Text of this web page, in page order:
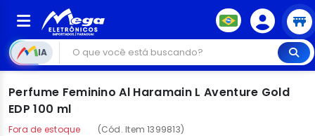
IA
Perfume Feminino Al Haramain L Aventure Gold
EDP 100 ml
Fora de estoque (Cód. Item 1399813)